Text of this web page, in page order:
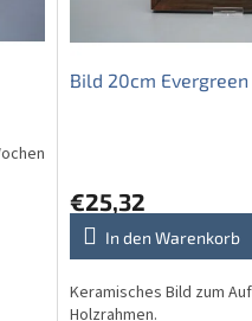
Bild 20cm Evergreen
€25,32
In den Warenkorb
Keramisches Bild zum
Holzrahmen.